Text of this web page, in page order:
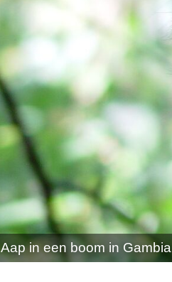
Aap in een boom in Gambia